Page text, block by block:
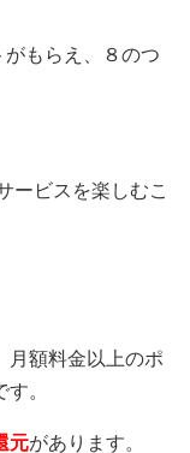
もらえ、８のつ
ービスを楽しむこ
月額料金以上のポ
。
元があります。